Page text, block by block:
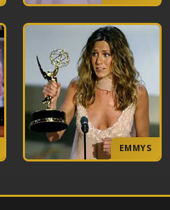
EMMYS